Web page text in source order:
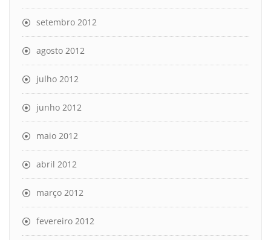
setembro 2012
agosto 2012
julho 2012
junho 2012
maio 2012
abril 2012
março 2012
fevereiro 2012